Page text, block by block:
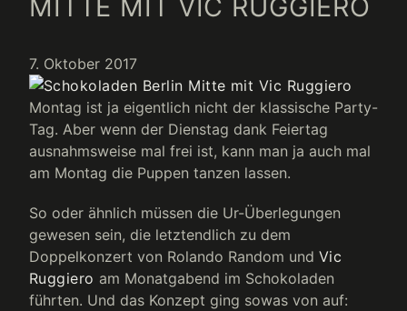
MITTE MIT VIC RUGGIERO
7. Oktober 2017
Montag ist ja eigentlich nicht der klassische Party-
Tag. Aber wenn der Dienstag dank Feiertag
ausnahmsweise mal frei ist, kann man ja auch mal
am Montag die Puppen tanzen lassen.
So oder ähnlich müssen die Ur-Überlegungen
gewesen sein, die letztendlich zu dem
Doppelkonzert von Rolando Random und Vic
Ruggiero am Monatgabend im Schokoladen
führten. Und das Konzept ging sowas von auf: